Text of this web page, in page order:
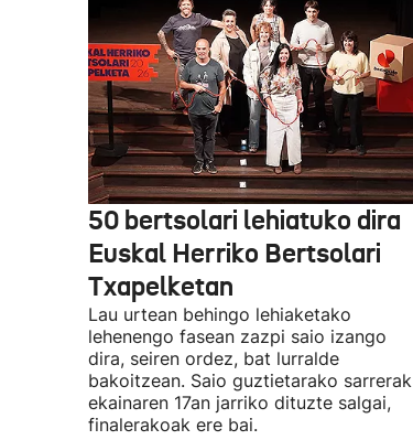
50 bertsolari lehiatuko dira
Euskal Herriko Bertsolari
Txapelketan
Lau urtean behingo lehiaketako
lehenengo fasean zazpi saio izango
dira, seiren ordez, bat lurralde
bakoitzean. Saio guztietarako sarrerak
ekainaren 17an jarriko dituzte salgai,
finalerakoak ere bai.